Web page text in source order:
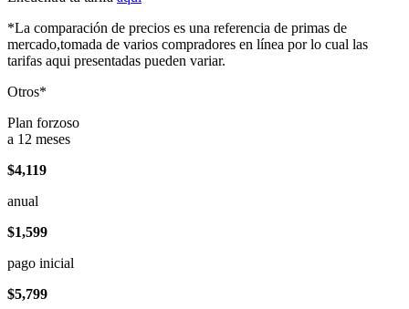
*La comparación de precios es una referencia de primas de
mercado,tomada de varios compradores en línea por lo cual las
tarifas aqui presentadas pueden variar.
Otros*
Plan forzoso
a 12 meses
$4,119
anual
$1,599
pago inicial
$5,799